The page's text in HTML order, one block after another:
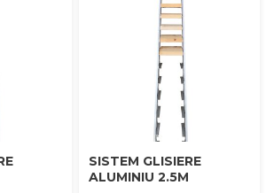
SISTEM GLISIERE
ALUMINIU 2.5M